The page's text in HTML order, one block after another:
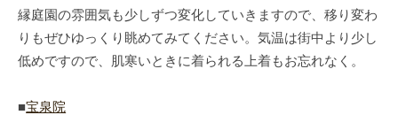
縁庭園の雰囲気も少しずつ変化していきますので、移り変わ
りもぜひゆっくり眺めてみてください。気温は街中より少し
低めですので、肌寒いときに着られる上着もお忘れなく。
■宝泉院